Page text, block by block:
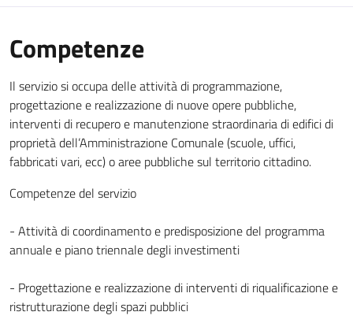
Competenze
Il servizio si occupa delle attività di programmazione,
progettazione e realizzazione di nuove opere pubbliche,
interventi di recupero e manutenzione straordinaria di edifici di
proprietà dell’Amministrazione Comunale (scuole, uffici,
fabbricati vari, ecc) o aree pubbliche sul territorio cittadino.
Competenze del servizio
- Attività di coordinamento e predisposizione del programma
annuale e piano triennale degli investimenti
- Progettazione e realizzazione di interventi di riqualificazione e
ristrutturazione degli spazi pubblici